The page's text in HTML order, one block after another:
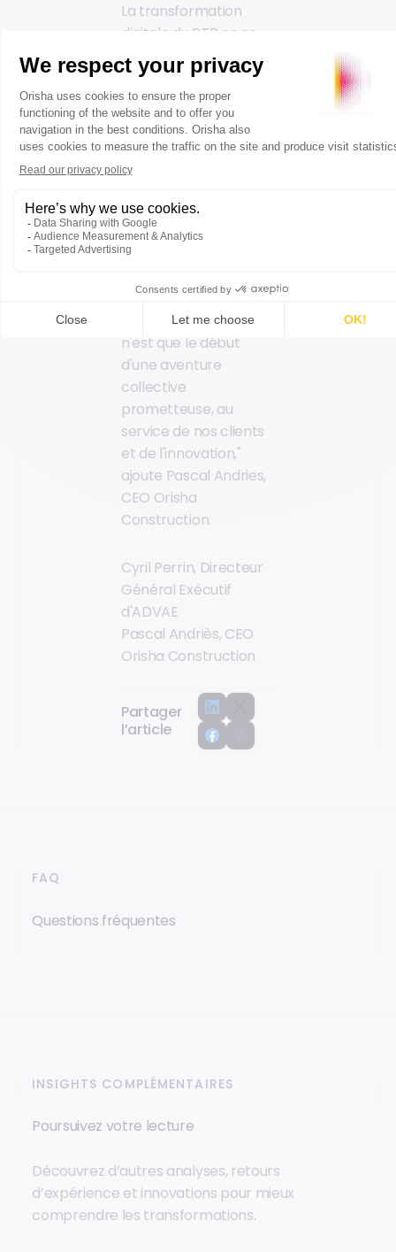
La transformation
digitale du BTP ne se
fera pas à coups
d'outils isolés, mais
grâce à des
plateformes ouvertes,
évolutives et pensées
pour les usages
projets et terrain.
C'est cette conviction
qui guide notre feuille
d'Advae au sein
d'Orisha Construction
n'est que le début
d'une aventure
collective
prometteuse, au
service de nos clients
et de l'innovation,"
ajoute Pascal Andries,
CEO Orisha
Construction.
Cyril Perrin, Directeur
Général Exécutif
d'ADVAE
Pascal Andriès, CEO
Orisha Construction
Partager
l’article
FAQ
Questions fréquentes
INSIGHTS COMPLÉMENTAIRES
Poursuivez votre lecture
Découvrez d’autres analyses, retours
d’expérience et innovations pour mieux
comprendre les transformations.